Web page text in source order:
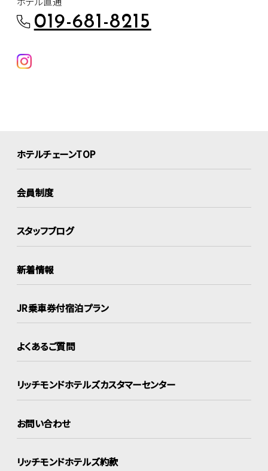
019-681-8215
ホテルチェーンTOP
会員制度
スタッフブログ
新着情報
JR乗車券付宿泊プラン
よくあるご質問
リッチモンドホテルズカスタマーセンター
お問い合わせ
リッチモンドホテルズ約款